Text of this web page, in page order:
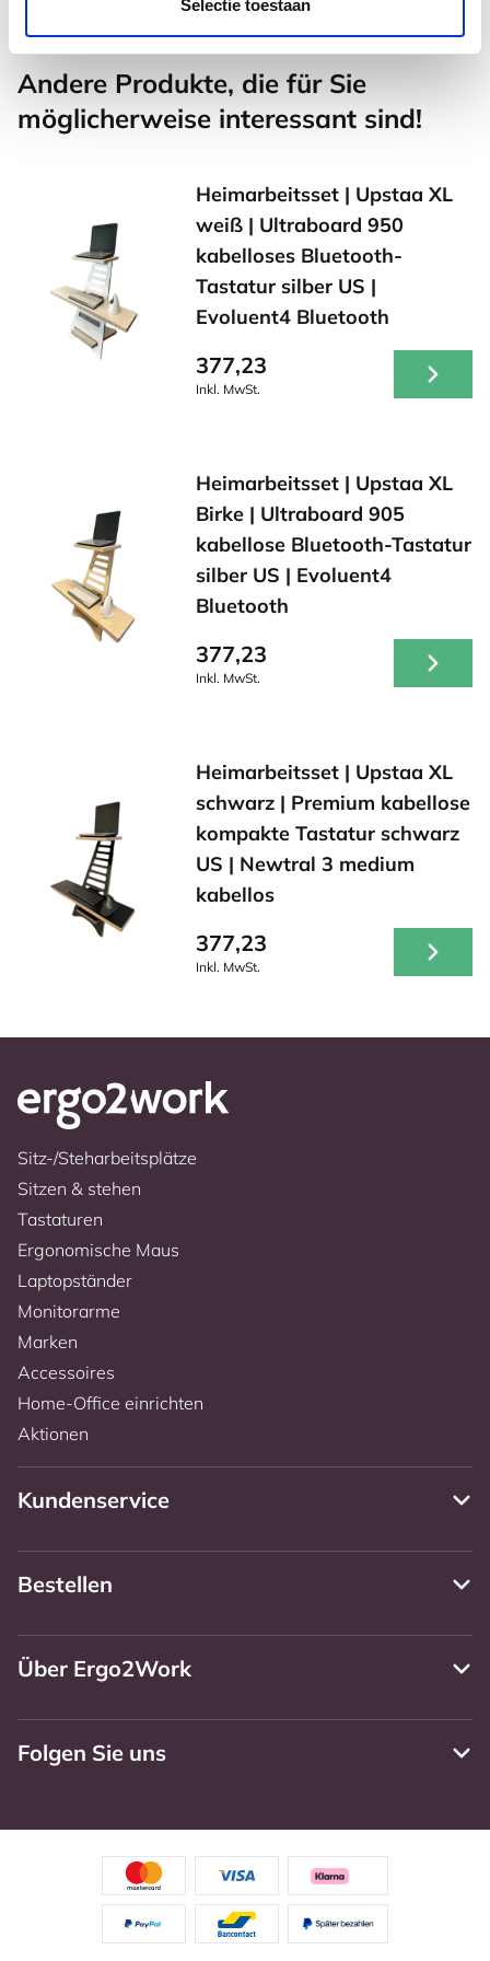
Selectie toestaan
Andere Produkte, die für Sie
möglicherweise interessant sind!
Heimarbeitsset | Upstaa XL
weiß | Ultraboard 950
kabelloses Bluetooth-
Tastatur silber US |
Evoluent4 Bluetooth
377,23
Inkl. MwSt.
Heimarbeitsset | Upstaa XL
Birke | Ultraboard 905
kabellose Bluetooth-Tastatur
silber US | Evoluent4
Bluetooth
377,23
Inkl. MwSt.
Heimarbeitsset | Upstaa XL
schwarz | Premium kabellose
kompakte Tastatur schwarz
US | Newtral 3 medium
kabellos
377,23
Inkl. MwSt.
Sitz-/Steharbeitsplätze
Sitzen & stehen
Tastaturen
Ergonomische Maus
Laptopständer
Monitorarme
Marken
Accessoires
Home-Office einrichten
Aktionen
Kundenservice
Bestellen
Über Ergo2Work
Folgen Sie uns